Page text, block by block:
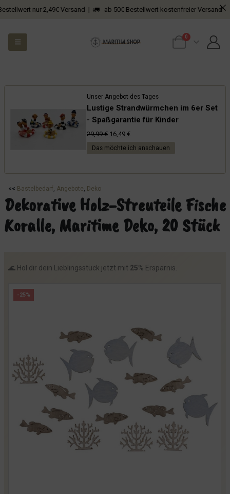
nur 2,49€ Versand | 🚛 ab 50€ Bestellwert kostenfreier Versand
0
Unser Angebot des Tages
Lustige Strandwürmchen im 6er Set
- Spaßgarantie für Kinder
29,99€ Ursprünglicher
Preis
16,49 €Aktueller
Preis
Das möchte ich anschauen
<< Bastelbedarf, Angebote, Deko
Dekorative Holz-Streuteile Fische
Koralle, Maritime Deko, 20 Stück
🌊 Hol dir dein Lieblingsstück jetzt mit 25% Ersparnis.
-25%